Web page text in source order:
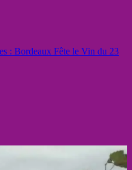
: Bordeaux Fête le Vin du 23